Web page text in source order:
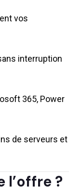
vos
interruption
365, Power
de serveurs et
l’offre ?